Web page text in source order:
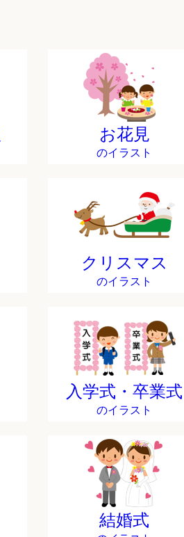
お花見
のイラスト
クリスマス
のイラスト
入学式・卒業式
のイラスト
結婚式